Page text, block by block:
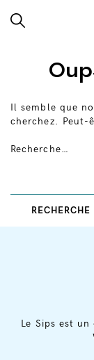
Rechercher
Il semble que
cherchez. Peut-
Recherche…
Le Sips est